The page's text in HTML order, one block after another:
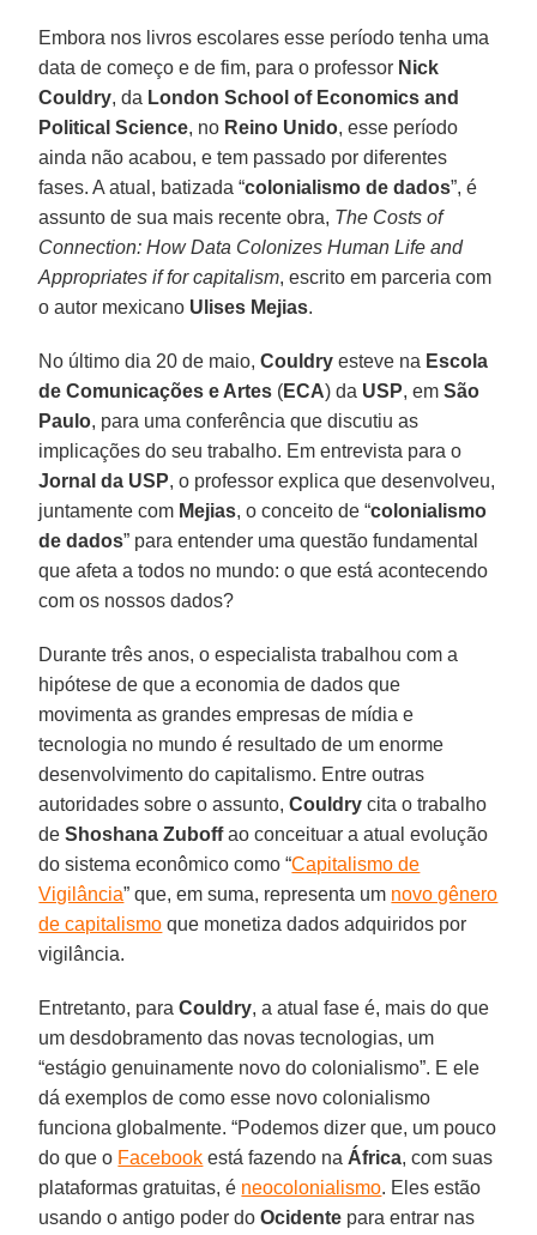
Embora nos livros escolares esse período tenha uma
data de começo e de fim, para o professor Nick
Couldry, da London School of Economics and
Political Science, no Reino Unido, esse período
ainda não acabou, e tem passado por diferentes
fases. A atual, batizada “colonialismo de dados”, é
assunto de sua mais recente obra, The Costs of
Connection: How Data Colonizes Human Life and
Appropriates if for capitalism, escrito em parceria com
o autor mexicano Ulises Mejias.
No último dia 20 de maio,Couldry esteve na Escola
de Comunicações e Artes (ECA) da USP, emSão
Paulo, para uma conferência que discutiu as
implicações do seu trabalho. Em entrevista para o
Jornal da USP, o professor explica que desenvolveu,
juntamente com Mejias, o conceito de “colonialismo
de dados” para entender uma questão fundamental
que afeta a todos no mundo: o que está acontecendo
com os nossos dados?
Durante três anos, o especialista trabalhou com a
hipótese de que a economia de dados que
movimenta as grandes empresas de mídia e
tecnologia no mundo é resultado de um enorme
desenvolvimento do capitalismo. Entre outras
autoridades sobre o assunto,Couldry cita o trabalho
deShoshana Zuboffao conceituar a atual evolução
do sistema econômico como “Capitalismo de
Vigilância” que, em suma, representa um novo gênero
de capitalismo que monetiza dados adquiridos por
vigilância.
Entretanto, paraCouldry, a atual fase é, mais do que
um desdobramento das novas tecnologias, um
“estágio genuinamente novo do colonialismo”. E ele
dá exemplos de como esse novo colonialismo
funciona globalmente. “Podemos dizer que, um pouco
do que o Facebook está fazendo na África, com suas
plataformas gratuitas, é neocolonialismo. Eles estão
usando o antigo poder doOcidente para entrar nas